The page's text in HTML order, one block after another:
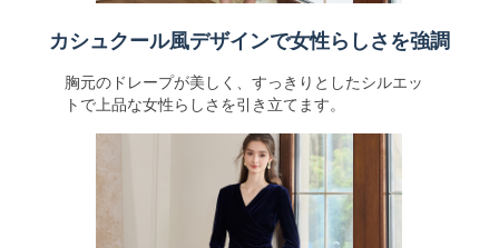
カシュクール風デザインで女性らしさを強調
胸元のドレープが美しく、すっきりとしたシルエッ
トで上品な女性らしさを引き立てます。